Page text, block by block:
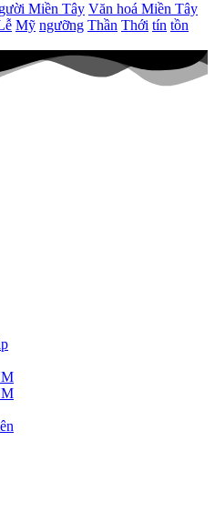
Miền Tây Văn hoá Miền Tây
Mỹ ngưỡng Thần Thới tín tồn